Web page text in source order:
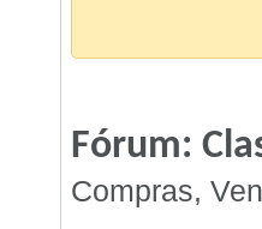
Fórum:
Compras,